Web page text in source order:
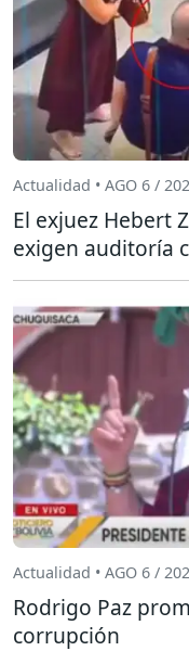
Actualidad • AGO 6 /
El exjuez Hebert
exigen auditoría
Actualidad • AGO 6 /
Rodrigo Paz
corrupción